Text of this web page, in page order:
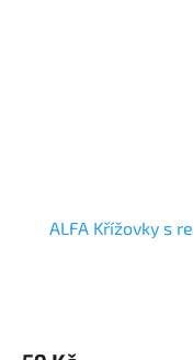
ALFA Křížovky s